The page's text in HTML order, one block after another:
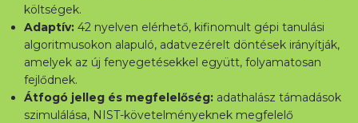
költségek.
Adaptív: 42 nyelven elérhető, kifinomult gépi tanulási
algoritmusokon alapuló, adatvezérelt döntések irányítják,
amelyek az új fenyegetésekkel együtt, folyamatosan
fejlődnek.
Átfogó jelleg és megfelelőség: adathalász támadások
szimulálása, NIST-követelményeknek megfelelő